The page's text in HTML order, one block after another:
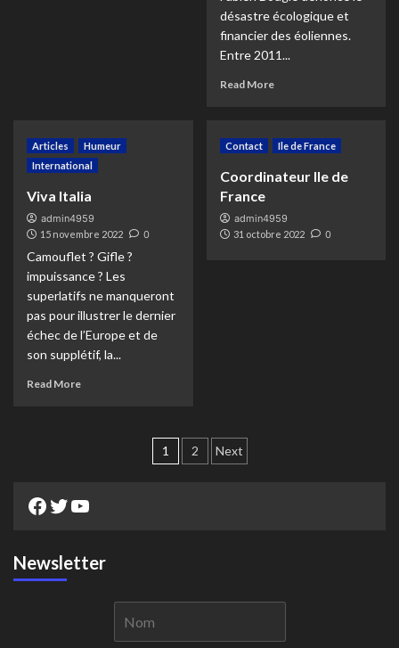
désastre écologique et
financier des éoliennes.
Entre 2011...
Read More
Articles
Humeur
International
Viva Italia
admin4959
15 novembre 2022 0
Camouflet ? Gifle ?
impuissance ? Les
superlatifs ne manqueront
pas pour illustrer le dernier
échec de l’Europe et de
son supplétif, la...
Read More
Contact Ile de France
Coordinateur Ile de
France
admin4959
31 octobre 2022 0
Pagination
1 2 Next
Facebook
Twitter
YouTube
Newsletter